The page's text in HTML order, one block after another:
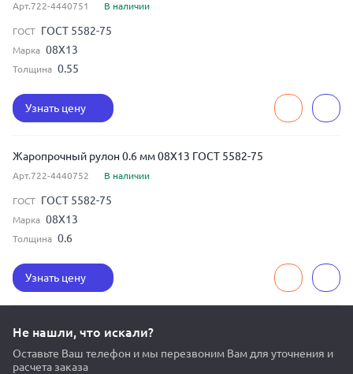
Арт.722-4440751 В наличии
ГОСТ ГОСТ 5582-75
Марка 08Х13
Толщина 0.55
Узнать цену
Жаропрочный рулон 0.6 мм 08Х13 ГОСТ 5582-75
Арт.722-4440752 В наличии
ГОСТ ГОСТ 5582-75
Марка 08Х13
Толщина 0.6
Узнать цену
Не нашли, что искали?
Оставьте Ваш телефон и мы перезвоним Вам для уточнения и
расчета заказа